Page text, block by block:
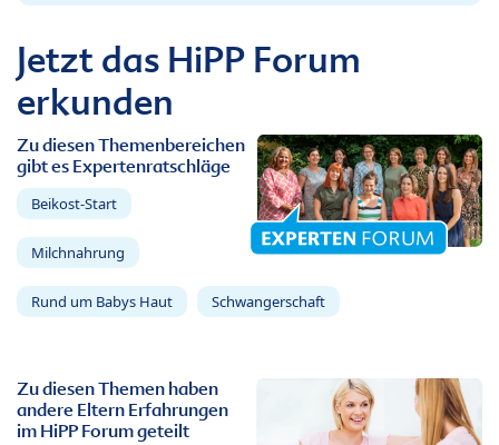
Jetzt das HiPP Forum
erkunden
Zu diesen Themenbereichen
gibt es Expertenratschläge
Beikost-Start
Milchnahrung
Rund um Babys Haut Schwangerschaft
Zu diesen Themen haben
andere Eltern Erfahrungen
im HiPP Forum geteilt